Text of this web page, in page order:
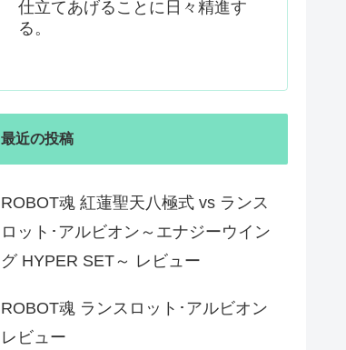
仕立てあげることに日々精進す
る。
最近の投稿
ROBOT魂 紅蓮聖天八極式 vs ランス
ロット･アルビオン～エナジーウイン
グ HYPER SET～ レビュー
ROBOT魂 ランスロット･アルビオン
レビュー